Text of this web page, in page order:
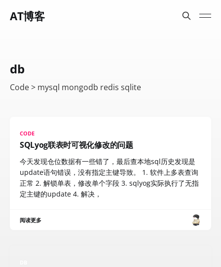
AT博客
db
Code > mysql mongodb redis sqlite
CODE
SQLyog联表时可视化修改的问题
今天发现仓位数据有一些错了，最后查本地sql历史发现是
update语句错误，没有指定主键导致。 1. 软件上多表查询
正常 2. 解锁单表，修改单个字段 3. sqlyog实际执行了无指
定主键的update 4. 解决，
阅读更多